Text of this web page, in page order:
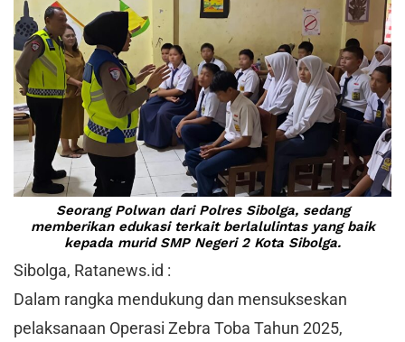
Seorang Polwan dari Polres Sibolga, sedang
memberikan edukasi terkait berlalulintas yang baik
kepada murid SMP Negeri 2 Kota Sibolga.
Sibolga, Ratanews.id :
Dalam rangka mendukung dan mensukseskan
pelaksanaan Operasi Zebra Toba Tahun 2025,